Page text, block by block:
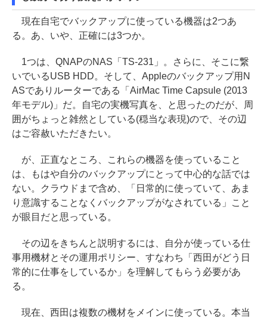
現在自宅でバックアップに使っている機器は2つあ
る。あ、いや、正確には3つか。
1つは、QNAPのNAS「TS-231」。さらに、そこに繋
いでいるUSB HDD。そして、Appleのバックアップ用N
ASでありルーターである「AirMac Time Capsule (2013
年モデル)」だ。自宅の実機写真を、と思ったのだが、周
囲がちょっと雑然としている(穏当な表現)ので、その辺
はご容赦いただきたい。
が、正直なところ、これらの機器を使っていること
は、もはや自分のバックアップにとって中心的な話では
ない。クラウドまで含め、「日常的に使っていて、あま
り意識することなくバックアップがなされている」こと
が眼目だと思っている。
その辺をきちんと説明するには、自分が使っている仕
事用機材とその運用ポリシー、すなわち「西田がどう日
常的に仕事をしているか」を理解してもらう必要があ
る。
現在、西田は複数の機材をメインに使っている。本当